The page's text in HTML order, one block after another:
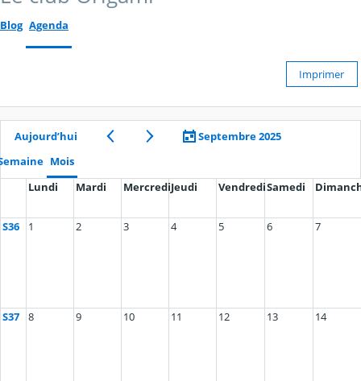
Blog Agenda
Imprimer
Aujourd’hui
Septembre 2025
Mois
Lundi
Mardi MercrediJeudi VendrediSamedi
S36 1 2 3 4 5 6 7
S37 8 9 10 11 12 13 14